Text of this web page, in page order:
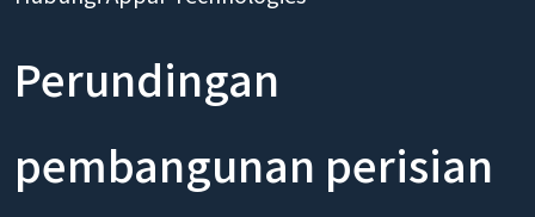
Perundingan
pembangunan perisian